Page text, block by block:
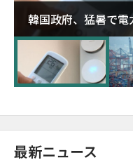
韓国政府、猛暑で
に需給対応体制を点
最新ニュース